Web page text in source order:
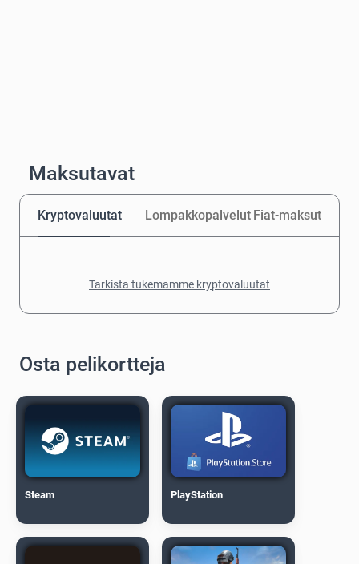
Maksutavat
Kryptovaluutat Lompakkopalvelut Fiat-maksut
Tarkista tukemamme kryptovaluutat
Osta pelikortteja
Steam PlayStation